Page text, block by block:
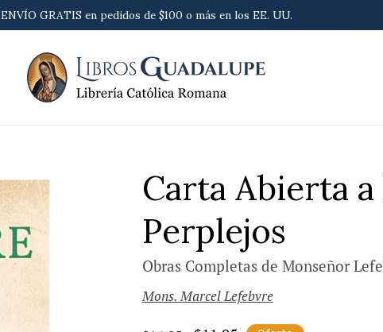
ENVÍO GRATIS en pedidos de $100 o más en los EE. UU.
Carta Abierta
Perplejos
Obras Completas de Monseñor
Mons. Marcel Lefebvre